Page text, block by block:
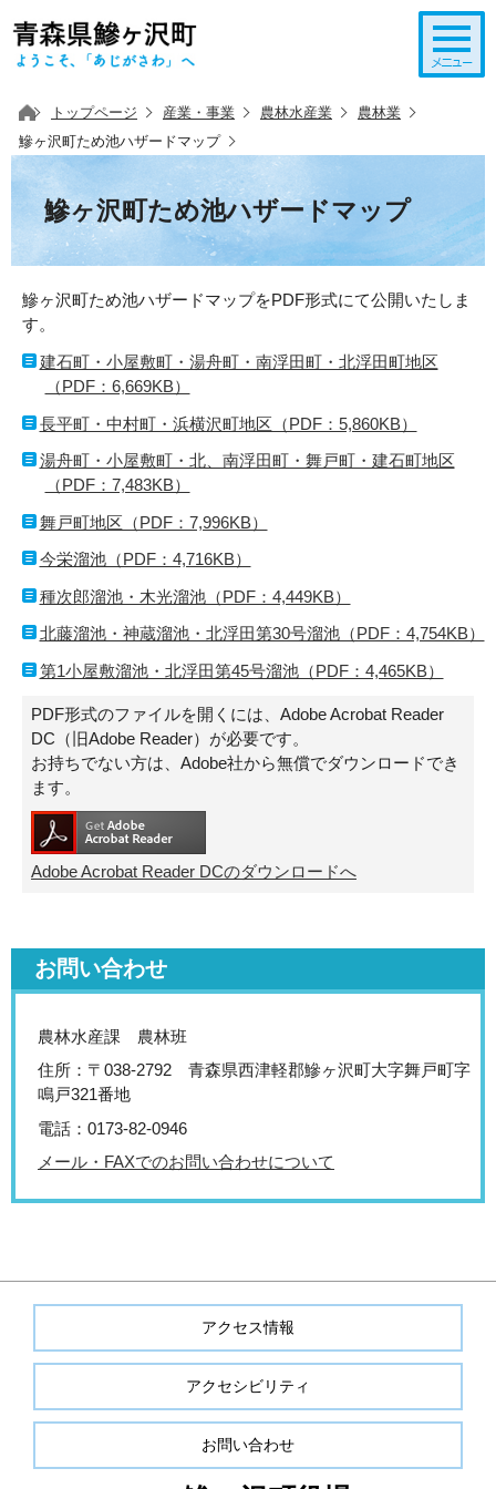
トップページ 産業・事業 農林水産業
農林業
鰺ヶ沢町ため池ハザードマップ
鰺ヶ沢町ため池ハザードマップ
鰺ヶ沢町ため池ハザードマップをPDF形式にて公開いたしま
す。
建石町・小屋敷町・湯舟町・南浮田町・北浮田町地区
（PDF：6,669KB）
長平町・中村町・浜横沢町地区（PDF：5,860KB）
湯舟町・小屋敷町・北、南浮田町・舞戸町・建石町地区
（PDF：7,483KB）
舞戸町地区（PDF：7,996KB）
今栄溜池（PDF：4,716KB）
種次郎溜池・木光溜池（PDF：4,449KB）
北藤溜池・神蔵溜池・北浮田第30号溜池（PDF：4,754KB）
第1小屋敷溜池・北浮田第45号溜池（PDF：4,465KB）
PDF形式のファイルを開くには、Adobe Acrobat Reader
DC（旧Adobe Reader）が必要です。
お持ちでない方は、Adobe社から無償でダウンロードでき
ます。
Adobe Acrobat Reader DCのダウンロードへ
お問い合わせ
農林水産課 農林班
住所：〒038-2792 青森県西津軽郡鰺ヶ沢町大字舞戸町字
鳴戸321番地
電話：0173-82-0946
メール・FAXでのお問い合わせについて
アクセス情報
アクセシビリティ
お問い合わせ